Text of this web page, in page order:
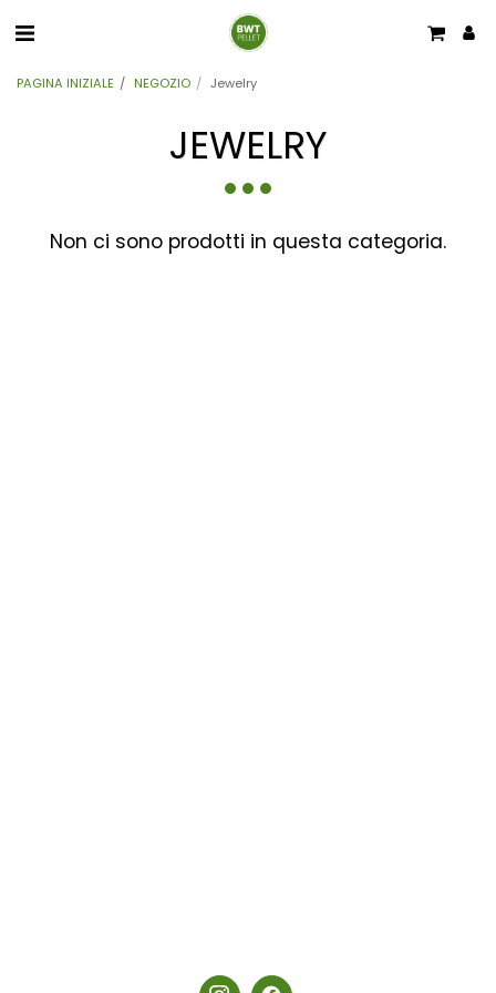
PAGINA INIZIALE NEGOZIO Jewelry
JEWELRY
Non ci sono prodotti in questa categoria.